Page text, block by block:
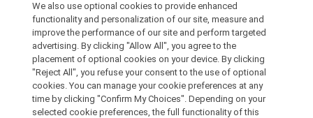
申請加入會員，請點擊此處
We also use optional cookies to provide enhanced
functionality and personalization of our site, measure and
improve the performance of our site and perform targeted
advertising. By clicking "Allow All", you agree to the
placement of optional cookies on your device. By clicking
"Reject All", you refuse your consent to the use of optional
cookies. You can manage your cookie preferences at any
time by clicking "Confirm My Choices". Depending on your
selected cookie preferences, the full functionality of this